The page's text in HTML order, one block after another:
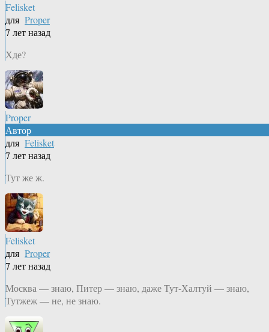
Felisket
для Proper
7 лет назад
Хде?
Proper
Автор
для Felisket
7 лет назад
Тут же ж.
Felisket
для Proper
7 лет назад
Москва — знаю, Питер — знаю, даже Тут-Халтуй — знаю,
Тутжеж — не, не знаю.